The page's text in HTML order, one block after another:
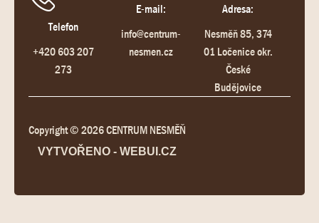
Telefon
+420 603 207
273
E-mail:
info@centrum-
nesmen.cz
Adresa:
Nesměň 85, 374
01 Ločenice okr.
České
Budějovice
Copyright © 2026 CENTRUM NESMĚŇ
VYTVOŘENO - WEBUI.CZ